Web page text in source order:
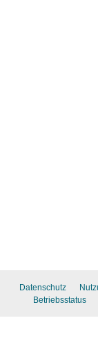
Datenschutz
Betriebsstatus